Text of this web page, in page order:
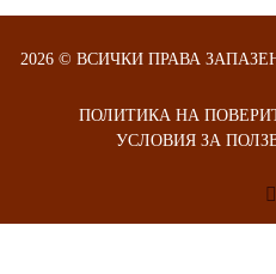
2026 © ВСИЧКИ ПРАВА
ПОЛИТИКА НА
УСЛОВИЯ ЗА